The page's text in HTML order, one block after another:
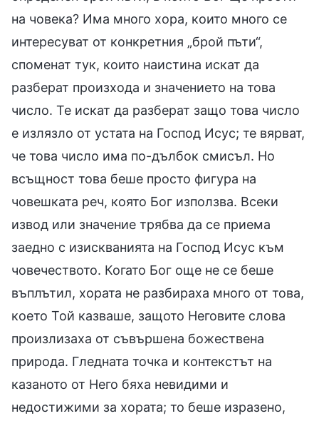
на човека? Има много хора, които много се
интересуват от конкретния „брой пъти“,
споменат тук, които наистина искат да
разберат произхода и значението на това
число. Те искат да разберат защо това число
е излязло от устата на Господ Исус; те вярват,
че това число има по-дълбок смисъл. Но
всъщност това беше просто фигура на
човешката реч, която Бог използва. Всеки
извод или значение трябва да се приема
заедно с изискванията на Господ Исус към
човечеството. Когато Бог още не се беше
въплътил, хората не разбираха много от това,
което Той казваше, защото Неговите слова
произлизаха от съвършена божествена
природа. Гледната точка и контекстът на
казаното от Него бяха невидими и
недостижими за хората; то беше изразено,